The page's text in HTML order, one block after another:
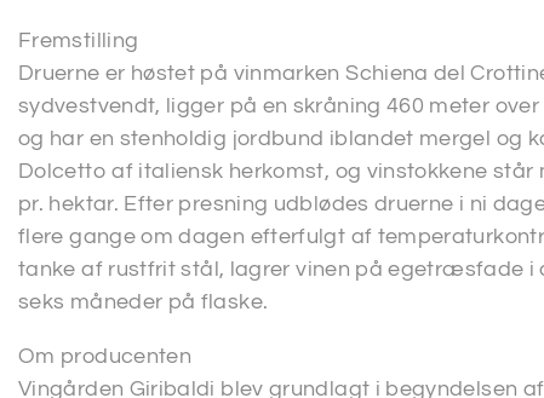
Fremstilling
Druerne er høstet på vinmarken Schiena del
sydvestvendt, ligger på en skråning 460 meter
og har en stenholdig jordbund iblandet mergel og
Dolcetto af italiensk herkomst, og vinstokkene
pr. hektar. Efter presning udblødes druerne i ni
flere gange om dagen efterfulgt af
tanke af rustfrit stål, lagrer vinen på egetræsfade i
seks måneder på flaske.
Om producenten
Vingården Giribaldi blev grundlagt i begyndelsen